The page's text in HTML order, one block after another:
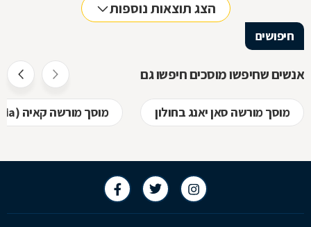
הצג תוצאות נוספות
חיפושים
אנשים שחיפשו מוסכים חיפשו גם
מוסך מורשה סאן יאנג בחולון מוסך מורשה קאיה (kia) בחולון